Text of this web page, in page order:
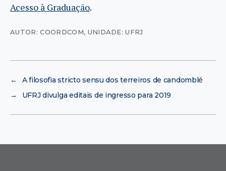
Acesso à Graduação.
AUTOR: COORDCOM, UNIDADE: UFRJ
←
A filosofia stricto sensu dos terreiros de candomblé
→
UFRJ divulga editais de ingresso para 2019